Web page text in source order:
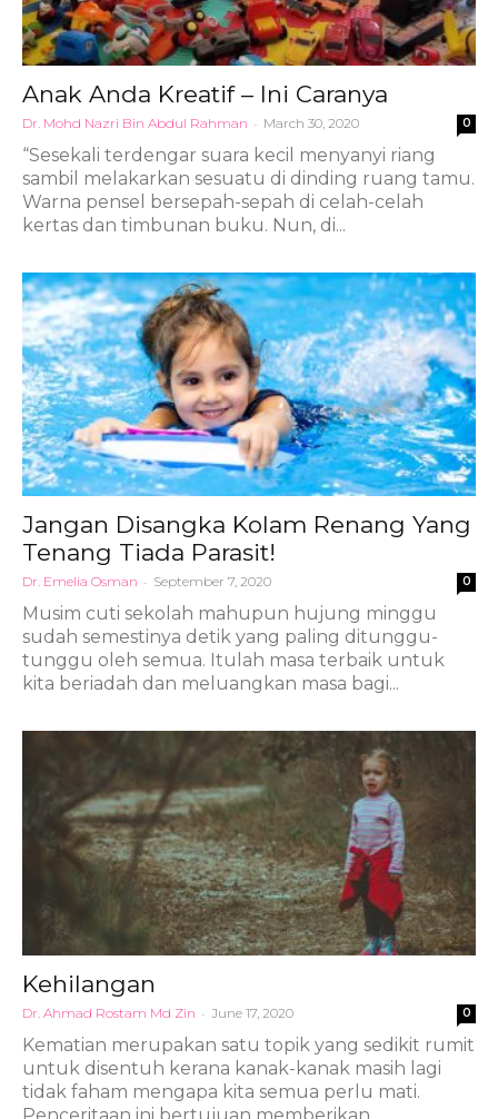
Anak Anda Kreatif – Ini Caranya
Dr. Mohd Nazri Bin Abdul Rahman - March 30, 2020 0
“Sesekali terdengar suara kecil menyanyi riang
sambil melakarkan sesuatu di dinding ruang tamu.
Warna pensel bersepah-sepah di celah-celah
kertas dan timbunan buku. Nun, di...
Jangan Disangka Kolam Renang Yang
Tenang Tiada Parasit!
Dr. Emelia Osman - September 7, 2020 0
Musim cuti sekolah mahupun hujung minggu
sudah semestinya detik yang paling ditunggu-
tunggu oleh semua. Itulah masa terbaik untuk
kita beriadah dan meluangkan masa bagi...
Kehilangan
Dr. Ahmad Rostam Md Zin - June 17, 2020 0
Kematian merupakan satu topik yang sedikit rumit
untuk disentuh kerana kanak-kanak masih lagi
tidak faham mengapa kita semua perlu mati.